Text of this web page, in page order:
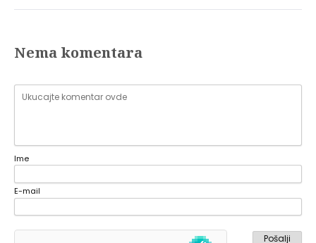
Nema komentara
Ime
E-mail